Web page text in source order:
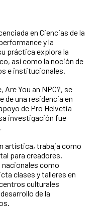
en Ciencias de la
y la
práctica explora la
así como la noción de
e institucionales.
You an NPC?, se
de una residencia en
de Pro Helvetia
investigación fue
artística, trabaja como
para creadores,
como
clases y talleres en
culturales
de la